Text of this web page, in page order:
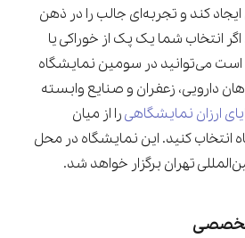
کند و تجربه‌ای جالب را در ذهن
انتخاب شما یک پک از خوراکی یا
است می‌توانید در سومین نمایشگاه
دارویی، زعفران و صنایع وابسته
ارزان نمایشگاهیرا از میان
انتخاب کنید. این نمایشگاه در محل
تهران برگزار خواهد شد.
تخصصی